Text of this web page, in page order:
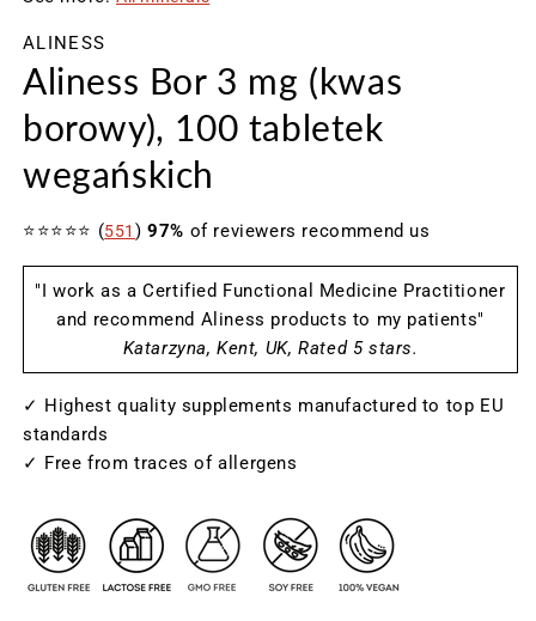
modalnym
ALINESS
Aliness Bor 3 mg (kwas
borowy), 100 tabletek
wegańskich
⭐⭐⭐⭐⭐ (551)97% of reviewers recommend us
"I work as a Certified Functional Medicine Practitioner
and recommend Aliness products to my patients"
Katarzyna, Kent, UK, Rated 5 stars.
✓ Highest quality supplements manufactured to top EU
standards
✓ Free from traces of allergens